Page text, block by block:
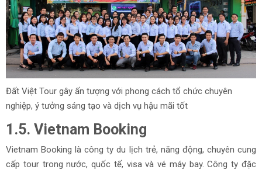
Đất Việt Tour gây ấn tượng với phong cách tổ chức chuyên
nghiệp, ý tưởng sáng tạo và dịch vụ hậu mãi tốt
1.5. Vietnam Booking
Vietnam Booking là công ty du lịch trẻ, năng động, chuyên cung
cấp tour trong nước, quốc tế, visa và vé máy bay. Công ty đặc